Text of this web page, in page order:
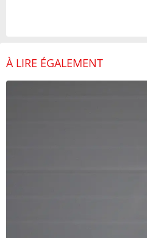
À LIRE ÉGALEMENT